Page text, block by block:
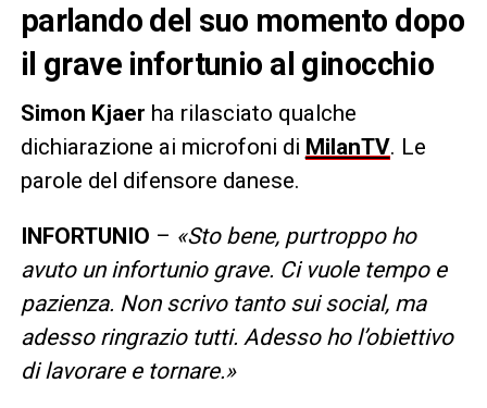
parlando del suo momento dopo
il grave infortunio al ginocchio
Simon Kjaer ha rilasciato qualche
dichiarazione ai microfoni di MilanTV. Le
parole del difensore danese.
INFORTUNIO – «Sto bene, purtroppo ho
avuto un infortunio grave. Ci vuole tempo e
pazienza. Non scrivo tanto sui social, ma
adesso ringrazio tutti. Adesso ho l’obiettivo
di lavorare e tornare.»